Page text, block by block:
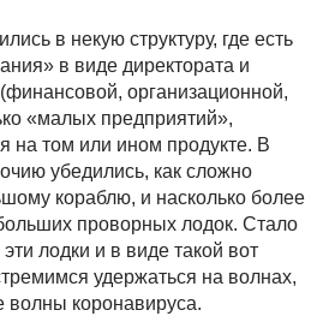
в некую структуру, где есть
в виде директората и
организационной,
«малых предприятий»,
на том или ином продукте. В
убедились, как сложно
кораблю, и насколько более
проворных лодок. Стало
лодки и в виде такой вот
удержаться на волнах,
волны коронавируса.